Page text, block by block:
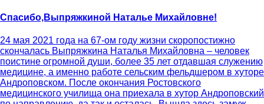
Спасибо,Выпряжкиной Наталье Михайловне!
24 мая 2021 года на 67-ом году жизни скоропостижно
скончалась Выпряжкина Наталья Михайловна – человек
поистине огромной души, более 35 лет отдавшая служению
медицине, а именно работе сельским фельдшером в хуторе
Андроповском. После окончания Ростовского
медицинского училища она приехала в хутор Андроповский